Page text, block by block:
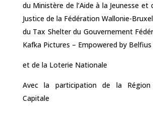
du Ministère de l’Aide à la Jeunesse et
Justice de la Fédération Wallonie-
du Tax Shelter du Gouvernement
Kafka Pictures – Empowered by Belfius
et de la Loterie Nationale
Avec la participation de la Région
Capitale